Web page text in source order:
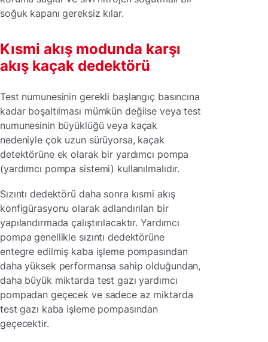
soğuk kapanı gereksiz kılar.
Kısmi akış modunda karşı
akış kaçak dedektörü
Test numunesinin gerekli başlangıç basıncına
kadar boşaltılması mümkün değilse veya test
numunesinin büyüklüğü veya kaçak
nedeniyle çok uzun sürüyorsa, kaçak
detektörüne ek olarak bir yardımcı pompa
(yardımcı pompa sistemi) kullanılmalıdır.
Sızıntı dedektörü daha sonra kısmi akış
konfigürasyonu olarak adlandırılan bir
yapılandırmada çalıştırılacaktır. Yardımcı
pompa genellikle sızıntı dedektörüne
entegre edilmiş kaba işleme pompasından
daha yüksek performansa sahip olduğundan,
daha büyük miktarda test gazı yardımcı
pompadan geçecek ve sadece az miktarda
test gazı kaba işleme pompasından
geçecektir.